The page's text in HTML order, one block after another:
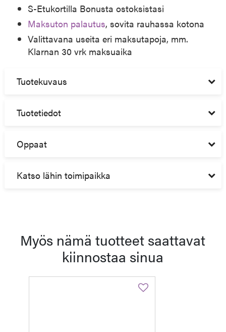
S-Etukortilla Bonusta ostoksistasi
Maksuton palautus, sovita rauhassa kotona
Valittavana useita eri maksutapoja, mm.
Klarnan 30 vrk maksuaika
Tuotekuvaus
Tuotetiedot
Oppaat
Katso lähin toimipaikka
Myös nämä tuotteet saattavat
kiinnostaa sinua